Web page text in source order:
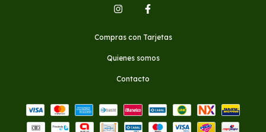
Compras con Tarjetas
Quienes somos
Contacto